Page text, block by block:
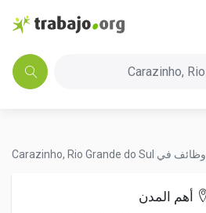
وظائف في Carazinho, Rio Grande do Sul
أهم المدن